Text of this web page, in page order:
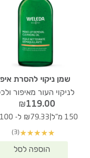
שמן ניקוי להסרת
לניקוי העור מאיפור
₪119.00
150 מ"ל ₪79.33 ל- 100 מ"ל
★
★
★
★
★
(3)